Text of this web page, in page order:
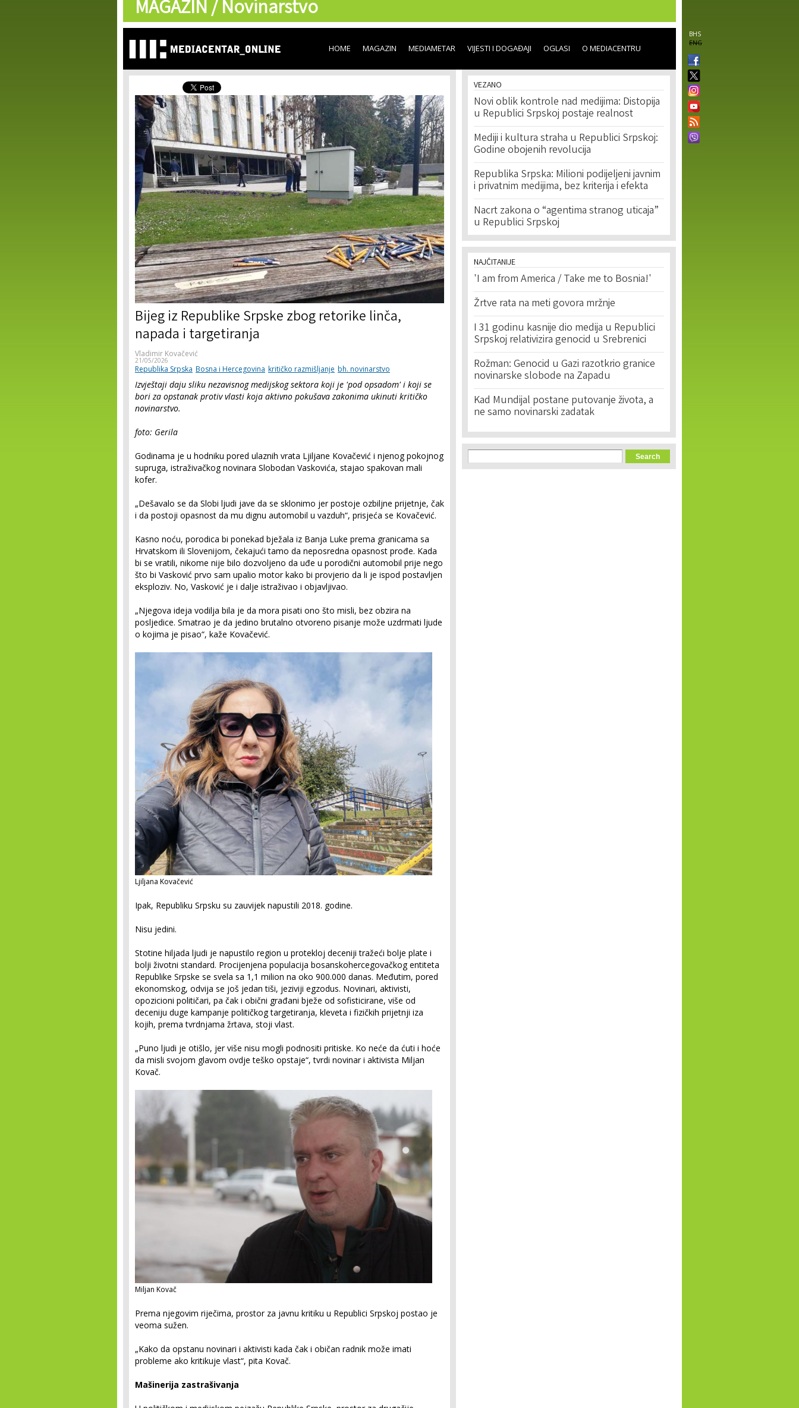
content
MAGAZIN /Novinarstvo
BHS
ENG
HOME MAGAZIN MEDIAMETAR VIJESTI I DOGAĐAJI OGLASI O MEDIACENTRU
Bijeg iz Republike Srpske zbog retorike linča,
napada i targetiranja
Vladimir Kovačević
21/05/2026
Republika Srpska Bosna i Hercegovina kritičko razmišljanje bh. novinarstvo
Izvještaji daju sliku nezavisnog medijskog sektora koji je 'pod opsadom' i koji se
bori za opstanak protiv vlasti koja aktivno pokušava zakonima ukinuti kritičko
novinarstvo.
foto: Gerila
Godinama je u hodniku pored ulaznih vrata Ljiljane Kovačević i njenog pokojnog
supruga, istraživačkog novinara Slobodan Vaskovića, stajao spakovan mali
kofer.
„Dešavalo se da Slobi ljudi jave da se sklonimo jer postoje ozbiljne prijetnje, čak
i da postoji opasnost da mu dignu automobil u vazduh“, prisjeća se Kovačević.
Kasno noću, porodica bi ponekad bježala iz Banja Luke prema granicama sa
Hrvatskom ili Slovenijom, čekajući tamo da neposredna opasnost prođe. Kada
bi se vratili, nikome nije bilo dozvoljeno da uđe u porodični automobil prije nego
što bi Vasković prvo sam upalio motor kako bi provjerio da li je ispod postavljen
eksploziv. No, Vasković je i dalje istraživao i objavljivao.
„Njegova ideja vodilja bila je da mora pisati ono što misli, bez obzira na
posljedice. Smatrao je da jedino brutalno otvoreno pisanje može uzdrmati ljude
o kojima je pisao“, kaže Kovačević.
Ljiljana Kovačević
Ipak, Republiku Srpsku su zauvijek napustili 2018. godine.
Nisu jedini.
Stotine hiljada ljudi je napustilo region u protekloj deceniji tražeći bolje plate i
bolji životni standard. Procijenjena populacija bosanskohercegovačkog entiteta
Republike Srpske se svela sa 1,1 milion na oko 900.000 danas. Međutim, pored
ekonomskog, odvija se još jedan tiši, jeziviji egzodus. Novinari, aktivisti,
opozicioni političari, pa čak i obični građani bježe od sofisticirane, više od
deceniju duge kampanje političkog targetiranja, kleveta i fizičkih prijetnji iza
kojih, prema tvrdnjama žrtava, stoji vlast.
„Puno ljudi je otišlo, jer više nisu mogli podnositi pritiske. Ko neće da ćuti i hoće
da misli svojom glavom ovdje teško opstaje“, tvrdi novinar i aktivista Miljan
Kovač.
Miljan Kovač
Prema njegovim riječima, prostor za javnu kritiku u Republici Srpskoj postao je
veoma sužen.
„Kako da opstanu novinari i aktivisti kada čak i običan radnik može imati
probleme ako kritikuje vlast“, pita Kovač.
Mašinerija zastrašivanja
VEZANO
Novi oblik kontrole nad medijima: Distopija
u Republici Srpskoj postaje realnost
Mediji i kultura straha u Republici Srpskoj:
Godine obojenih revolucija
Republika Srpska: Milioni podijeljeni javnim
i privatnim medijima, bez kriterija i efekta
Nacrt zakona o “agentima stranog uticaja”
u Republici Srpskoj
NAJČITANIJE
'I am from America / Take me to Bosnia!'
Žrtve rata na meti govora mržnje
I 31 godinu kasnije dio medija u Republici
Srpskoj relativizira genocid u Srebrenici
Rožman: Genocid u Gazi razotkrio granice
novinarske slobode na Zapadu
Kad Mundijal postane putovanje života, a
ne samo novinarski zadatak
Search form
Search